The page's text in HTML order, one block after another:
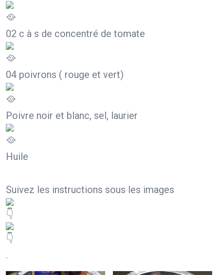
02 c à s de concentré de tomate
04 poivrons ( rouge et vert)
Poivre noir et blanc, sel, laurier
Huile
Suivez les instructions sous les images
.